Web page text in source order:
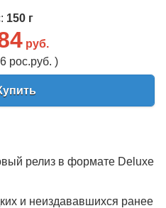
150 г
руб.
рос.руб. )
релиз в формате Deluxe
и неиздававшихся ранее